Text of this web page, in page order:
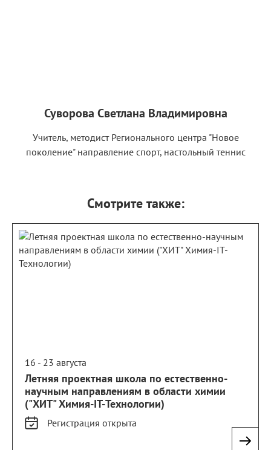
Суворова Светлана Владимировна
Учитель, методист Регионального центра "Новое
поколение" направление спорт, настольный теннис
Смотрите также:
16 - 23 августа
Летняя проектная школа по естественно-
научным направлениям в области химии
("ХИТ" Химия-IT-Технологии)
Регистрация открыта